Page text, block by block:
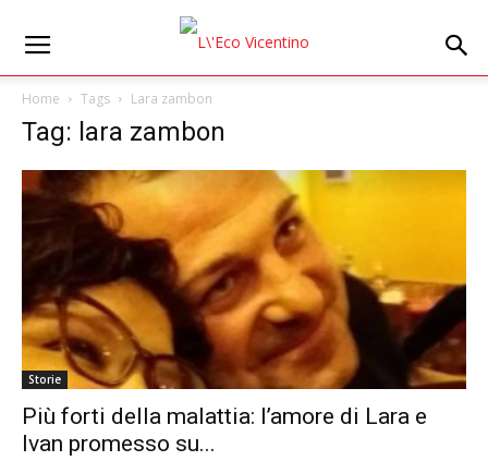
Home Tags Lara zambon
Tag: lara zambon
Storie
Più forti della malattia: l’amore di Lara e
Ivan promesso su...